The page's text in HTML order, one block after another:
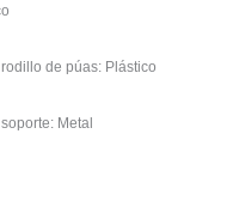
de púas: Plástico
Metal